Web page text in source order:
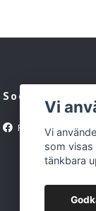
Sociala medier
Facebook
Vi
Vi
som
tänkbara